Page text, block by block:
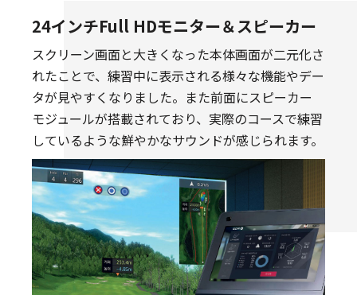
24インチFull HDモニター＆スピーカー
スクリーン画面と大きくなった本体画面が二元化さ
れたことで、練習中に表示される様々な機能やデー
タが見やすくなりました。また前面にスピーカー
モジュールが搭載されており、実際のコースで練習
しているような鮮やかなサウンドが感じられます。